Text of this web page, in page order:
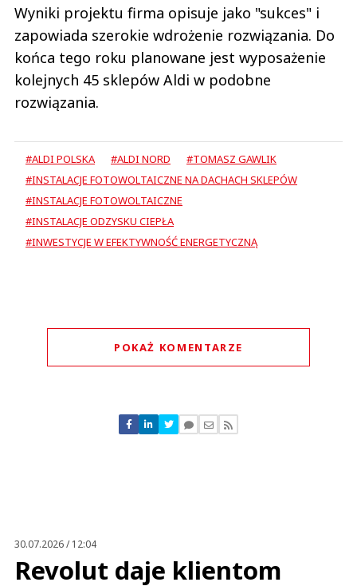
Wyniki projektu firma opisuje jako "sukces" i
zapowiada szerokie wdrożenie rozwiązania. Do
końca tego roku planowane jest wyposażenie
kolejnych 45 sklepów Aldi w podobne
rozwiązania.
#ALDI POLSKA #ALDI NORD
#TOMASZ GAWLIK
#INSTALACJE FOTOWOLTAICZNE NA DACHACH SKLEPÓW
#INSTALACJE FOTOWOLTAICZNE
#INSTALACJE ODZYSKU CIEPŁA
#INWESTYCJE W EFEKTYWNOŚĆ ENERGETYCZNĄ
POKAŻ KOMENTARZE
Nie znaleziono komentarzy
Zostaw swoje komentarze
30.07.2026 / 12:04
Revolut daje klientom